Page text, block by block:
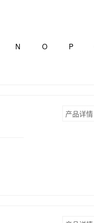
N O P
产品详情